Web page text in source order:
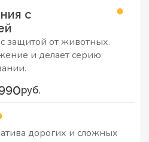
с
защитой от животных.
и делает серию
руб.
дорогих и сложных